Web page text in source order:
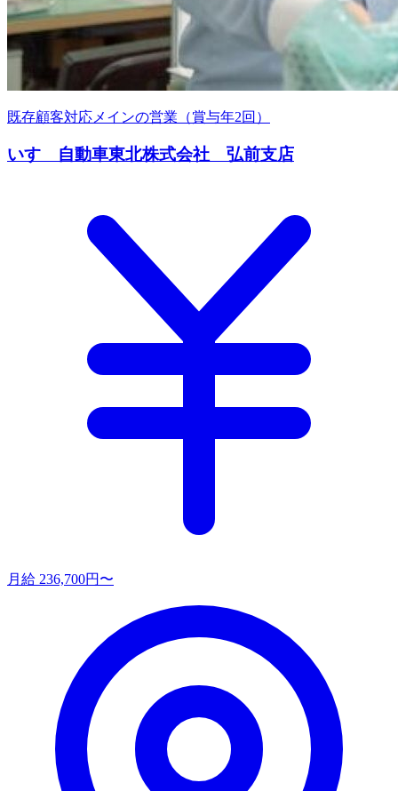
既存顧客対応メインの営業（賞与年2回）
いすゞ自動車東北株式会社 弘前支店
月給 236,700円〜